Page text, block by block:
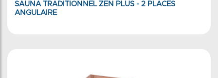
SAUNA TRADITIONNEL ZEN PLUS - 2 PLACES
ANGULAIRE